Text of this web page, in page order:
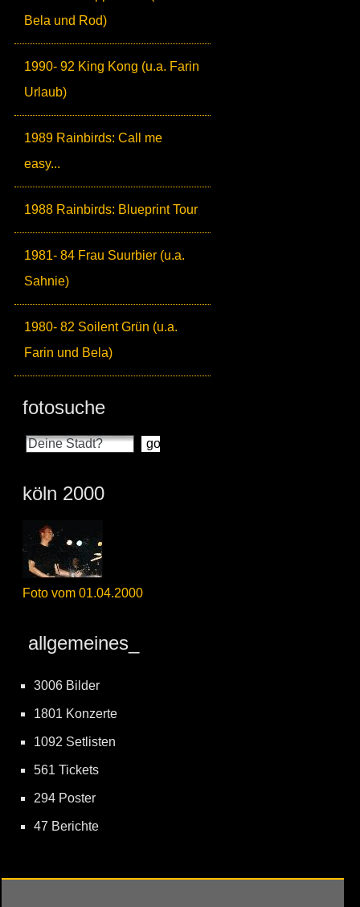
Bela und Rod)
1990- 92 King Kong (u.a. Farin
Urlaub)
1989 Rainbirds: Call me
easy...
1988 Rainbirds: Blueprint Tour
1981- 84 Frau Suurbier (u.a.
Sahnie)
1980- 82 Soilent Grün (u.a.
Farin und Bela)
fotosuche
köln 2000
Foto vom 01.04.2000
allgemeines_
3006 Bilder
1801 Konzerte
1092 Setlisten
561 Tickets
294 Poster
47 Berichte